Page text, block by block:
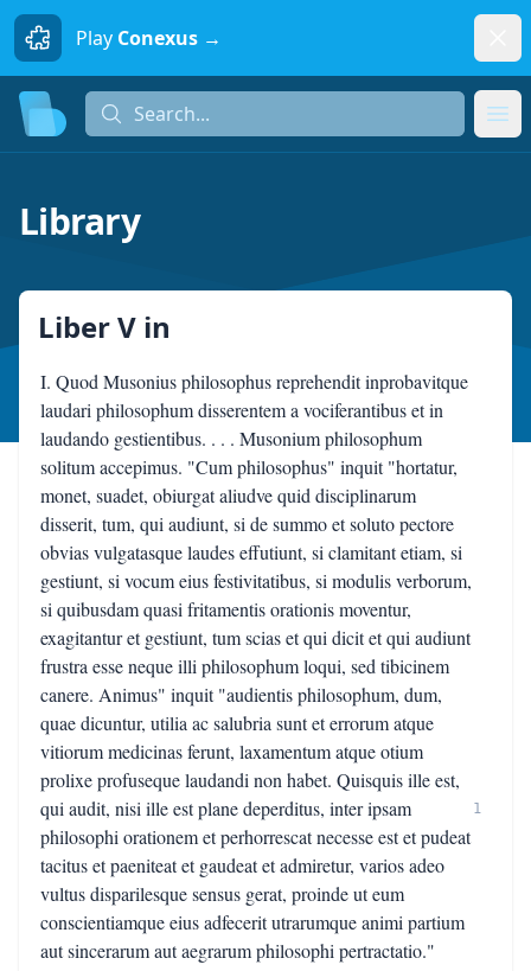
Play Conexus →
Search...
Library
Liber V in
I. Quod Musonius philosophus reprehendit inprobavitque
laudari philosophum disserentem a vociferantibus et in
laudando gestientibus. . . . Musonium philosophum
solitum accepimus. "Cum philosophus" inquit "hortatur,
monet, suadet, obiurgat aliudve quid disciplinarum
disserit, tum, qui audiunt, si de summo et soluto pectore
obvias vulgatasque laudes effutiunt, si clamitant etiam, si
gestiunt, si vocum eius festivitatibus, si modulis verborum,
si quibusdam quasi fritamentis orationis moventur,
exagitantur et gestiunt, tum scias et qui dicit et qui audiunt
frustra esse neque illi philosophum loqui, sed tibicinem
canere. Animus" inquit "audientis philosophum, dum,
quae dicuntur, utilia ac salubria sunt et errorum atque
vitiorum medicinas ferunt, laxamentum atque otium
prolixe profuseque laudandi non habet. Quisquis ille est,
qui audit, nisi ille est plane deperditus, inter ipsam
philosophi orationem et perhorrescat necesse est et pudeat
tacitus et paeniteat et gaudeat et admiretur, varios adeo
vultus disparilesque sensus gerat, proinde ut eum
conscientiamque eius adfecerit utrarumque animi partium
aut sincerarum aut aegrarum philosophi pertractatio."
1